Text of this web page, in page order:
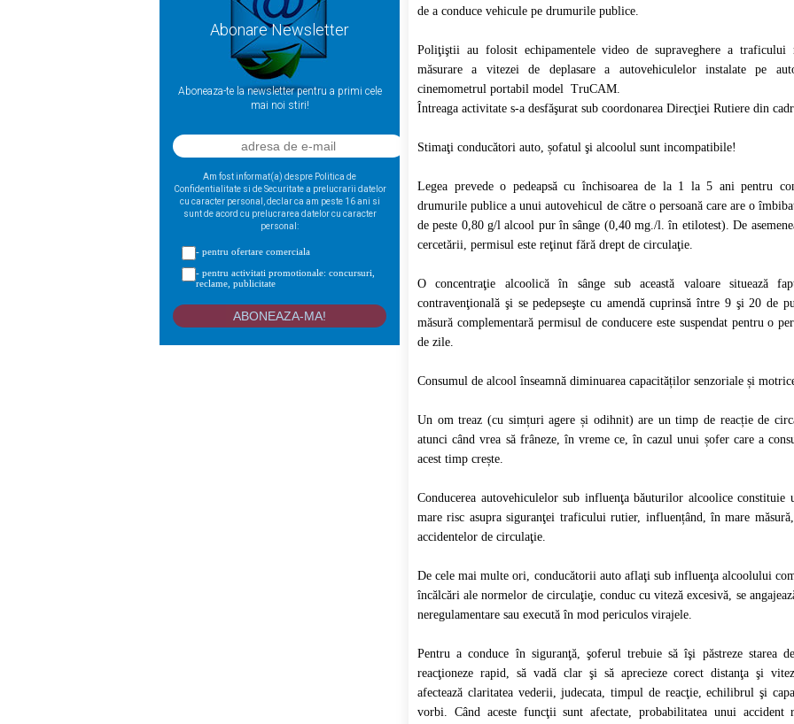
Abonare Newsletter
Aboneaza-te la newsletter pentru a primi cele
mai noi stiri!
Am fost informat(a) despre Politica de
Confidentialitate si de Securitate a prelucrarii datelor
cu caracter personal, declar ca am peste 16 ani si
sunt de acord cu prelucrarea datelor cu caracter
personal:
- pentru ofertare comerciala
- pentru activitati promotionale: concursuri,
reclame, publicitate
de a conduce vehicule pe drumurile publice.
Poliţiştii au folosit echipamentele video de supraveghere a
măsurare a vitezei de deplasare a autovehiculelor instalate pe
cinemometrul portabil model TruCAM.
Întreaga activitate s-a desfăşurat sub coordonarea Direcţiei Rutiere din
Stimaţi conducători auto, șofatul şi alcoolul sunt incompatibile!
Legea prevede o pedeapsă cu închisoarea de la 1 la 5 ani pentru
drumurile publice a unui autovehicul de către o persoană care are o
de peste 0,80 g/l alcool pur în sânge (0,40 mg./l. în etilotest). De
cercetării, permisul este reţinut fără drept de circulaţie.
O concentraţie alcoolică în sânge sub această valoare situează
contravenţională şi se pedepseşte cu amendă cuprinsă între 9 şi 20 de
măsură complementară permisul de conducere este suspendat pentru o
de zile.
Consumul de alcool înseamnă diminuarea capacităților senzoriale și
Un om treaz (cu simțuri agere și odihnit) are un timp de reacție de
atunci când vrea să frâneze, în vreme ce, în cazul unui șofer care a
acest timp crește.
Conducerea autovehiculelor sub influenţa băuturilor alcoolice constituie
mare risc asupra siguranţei traficului rutier, influențând, în mare
accidentelor de circulaţie.
De cele mai multe ori, conducătorii auto aflaţi sub influenţa alcoolului
încălcări ale normelor de circulaţie, conduc cu viteză excesivă, se
neregulamentare sau execută în mod periculos virajele.
Pentru a conduce în siguranţă, şoferul trebuie să îşi păstreze starea
reacţioneze rapid, să vadă clar şi să aprecieze corect distanţa şi
afectează claritatea vederii, judecata, timpul de reacţie, echilibrul şi
vorbi. Când aceste funcţii sunt afectate, probabilitatea unui accident